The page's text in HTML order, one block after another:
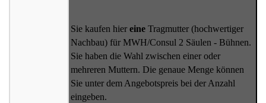
Sie kaufen hier eine Tragmutter (hochwertiger
Nachbau) für MWH/Consul 2 Säulen - Bühnen.
Sie haben die Wahl zwischen einer oder
mehreren Muttern. Die genaue Menge können
Sie unter dem Angebotspreis bei der Anzahl
eingeben.